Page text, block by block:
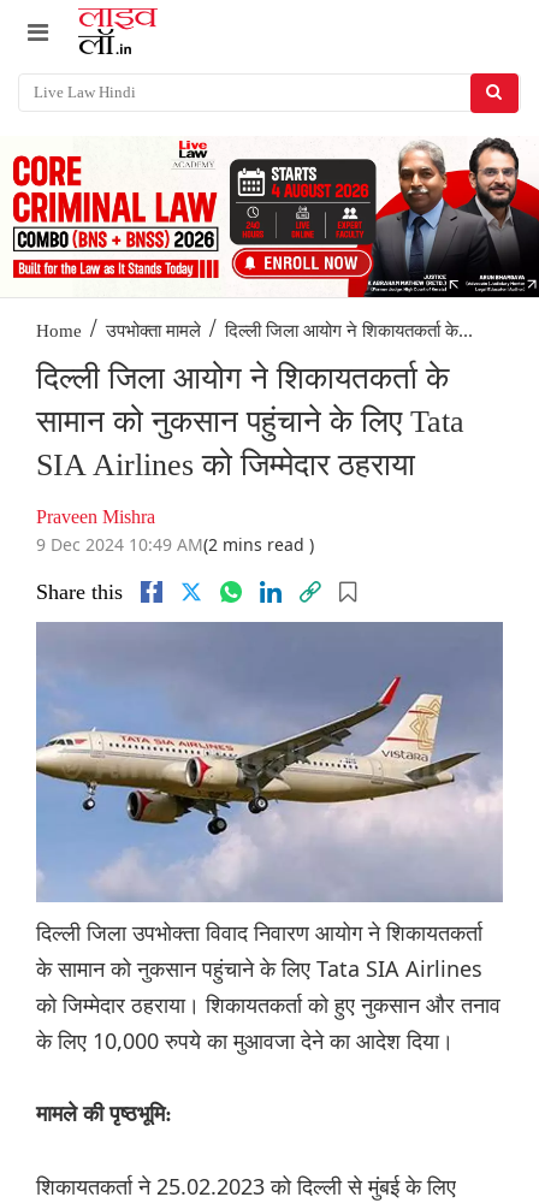
Home / उपभोक्ता मामले / दिल्ली जिला आयोग ने शिकायतकर्ता के...
दिल्ली जिला आयोग ने शिकायतकर्ता के
सामान को नुकसान पहुंचाने के लिए Tata
SIA Airlines को जिम्मेदार ठहराया
Praveen Mishra
9 Dec 2024 10:49 AM(2 mins read )
Share this
दिल्ली जिला उपभोक्ता विवाद निवारण आयोग ने शिकायतकर्ता
के सामान को नुकसान पहुंचाने के लिए Tata SIA Airlines
को जिम्मेदार ठहराया। शिकायतकर्ता को हुए नुकसान और तनाव
के लिए 10,000 रुपये का मुआवजा देने का आदेश दिया।
मामले की पृष्ठभूमि:
शिकायतकर्ता ने 25.02.2023 को दिल्ली से मुंबई के लिए